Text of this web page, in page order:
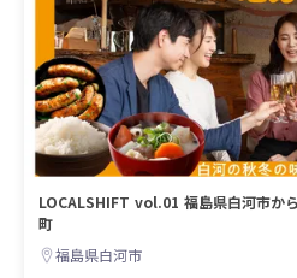
LOCALSHIFT vol.01 福島県白河市か
町
福島県白河市